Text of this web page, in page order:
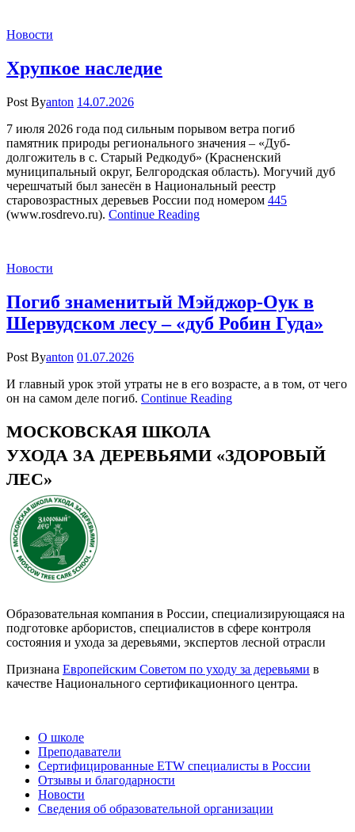
Новости
Хрупкое наследие
Post Byanton 14.07.2026
7 июля 2026 года под сильным порывом ветра погиб
памятник природы регионального значения – «Дуб-
долгожитель в с. Старый Редкодуб» (Красненский
муниципальный округ, Белгородская область). Могучий дуб
черешчатый был занесён в Национальный реестр
старовозрастных деревьев России под номером 445
(www.rosdrevo.ru). Continue Reading
Новости
Погиб знаменитый Мэйджор-Оук в
Шервудском лесу – «дуб Робин Гуда»
Post Byanton 01.07.2026
И главный урок этой утраты не в его возрасте, а в том, от чего
он на самом деле погиб. Continue Reading
МОСКОВСКАЯ ШКОЛА
УХОДА ЗА ДЕРЕВЬЯМИ «ЗДОРОВЫЙ
ЛЕС»
Образовательная компания в России, специализирующаяся на
подготовке арбористов, специалистов в сфере контроля
состояния и ухода за деревьями, экспертов лесной отрасли
Признана Европейским Советом по уходу за деревьями в
качестве Национального сертификационного центра.
О школе
Преподаватели
Сертифицированные ETW специалисты в России
Отзывы и благодарности
Новости
Сведения об образовательной организации